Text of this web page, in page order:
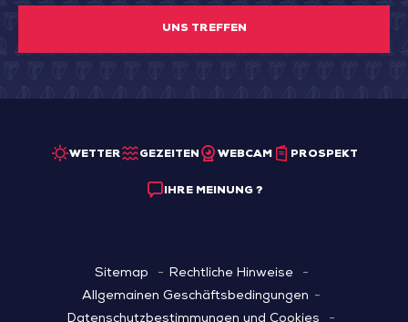
UNS TREFFEN
WETTER GEZEITEN WEBCAM PROSPEKT
IHRE MEINUNG ?
Sitemap
Rechtliche Hinweise
Allgemainen Geschäftsbedingungen
Datenschutzbestimmungen und Cookies